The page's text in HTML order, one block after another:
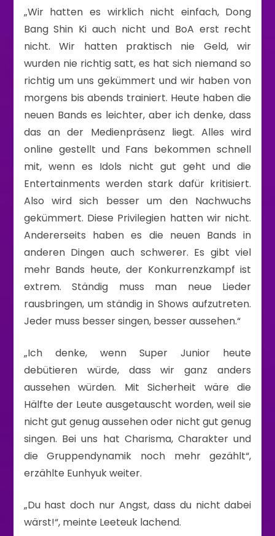
„Wir hatten es wirklich nicht einfach, Dong
Bang Shin Ki auch nicht und BoA erst recht
nicht. Wir hatten praktisch nie Geld, wir
wurden nie richtig satt, es hat sich niemand so
richtig um uns gekümmert und wir haben von
morgens bis abends trainiert. Heute haben die
neuen Bands es leichter, aber ich denke, dass
das an der Medienpräsenz liegt. Alles wird
online gestellt und Fans bekommen schnell
mit, wenn es Idols nicht gut geht und die
Entertainments werden stark dafür kritisiert.
Also wird sich besser um den Nachwuchs
gekümmert. Diese Privilegien hatten wir nicht.
Andererseits haben es die neuen Bands in
anderen Dingen auch schwerer. Es gibt viel
mehr Bands heute, der Konkurrenzkampf ist
extrem. Ständig muss man neue Lieder
rausbringen, um ständig in Shows aufzutreten.
Jeder muss besser singen, besser aussehen.“
„Ich denke, wenn Super Junior heute
debütieren würde, dass wir ganz anders
aussehen würden. Mit Sicherheit wäre die
Hälfte der Leute ausgetauscht worden, weil sie
nicht gut genug aussehen oder nicht gut genug
singen. Bei uns hat Charisma, Charakter und
die Gruppendynamik noch mehr gezählt“,
erzählte Eunhyuk weiter.
„Du hast doch nur Angst, dass du nicht dabei
wärst!“, meinte Leeteuk lachend.